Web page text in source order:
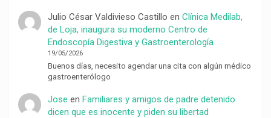
Julio César Valdivieso Castillo en Clínica Medilab,
de Loja, inaugura su moderno Centro de
Endoscopía Digestiva y Gastroenterología
19/05/2026
Buenos días, necesito agendar una cita con algún médico
gastroenterólogo
Jose en Familiares y amigos de padre detenido
dicen que es inocente y piden su libertad